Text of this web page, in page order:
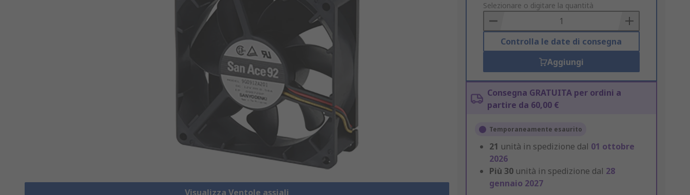
Visualizza Ventole assiali
to
Basket
Selezionare o digitare la quantità
Controlla le date di consegna
Aggiungi
Consegna GRATUITA per ordini a
partire da 60,00 €
Temporaneamente esaurito
21 unità in spedizione dal 01 ottobre
2026
Più 30 unità in spedizione dal 28
gennaio 2027